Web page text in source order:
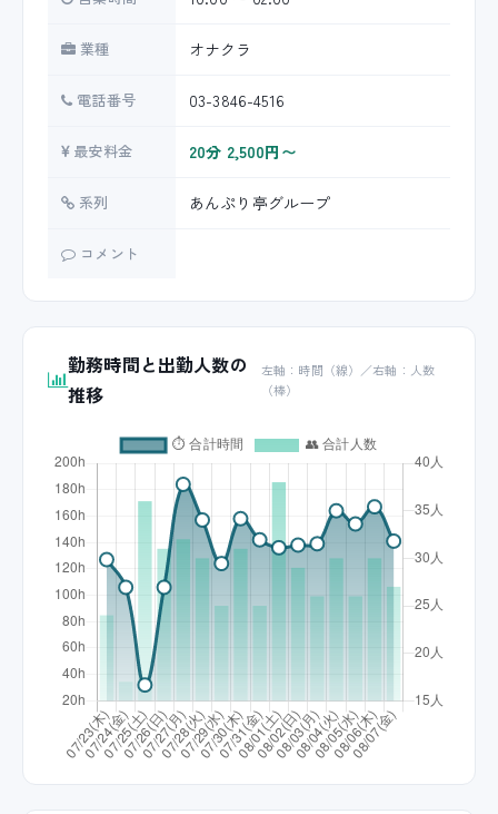
業種 オナクラ
電話番号 03-3846-4516
最安料金 20分 2,500円〜
系列 あんぷり亭グループ
コメント
勤務時間と出勤人数の
推移
左軸：時間（線）／右軸：人数
（棒）